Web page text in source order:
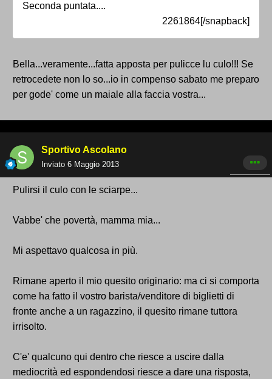
Seconda puntata....
2261864[/snapback]
Bella...veramente...fatta apposta per pulicce lu culo!!! Se
retrocedete non lo so...io in compenso sabato me preparo
per gode' come un maiale alla faccia vostra...
Sportivo Ascolano
Inviato 6 Maggio 2013
Pulirsi il culo con le sciarpe...
Vabbe' che povertà, mamma mia...
Mi aspettavo qualcosa in più.
Rimane aperto il mio quesito originario: ma ci si comporta
come ha fatto il vostro barista/venditore di biglietti di
fronte anche a un ragazzino, il quesito rimane tuttora
irrisolto.
C'e' qualcuno qui dentro che riesce a uscire dalla
mediocrità ed espondendosi riesce a dare una risposta,